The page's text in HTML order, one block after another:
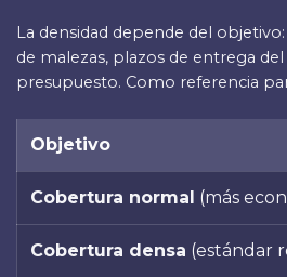
La densidad depende del
de malezas, plazos de entrega
presupuesto. Como referencia
Objetivo
Cobertura normal (más
Cobertura densa (estándar